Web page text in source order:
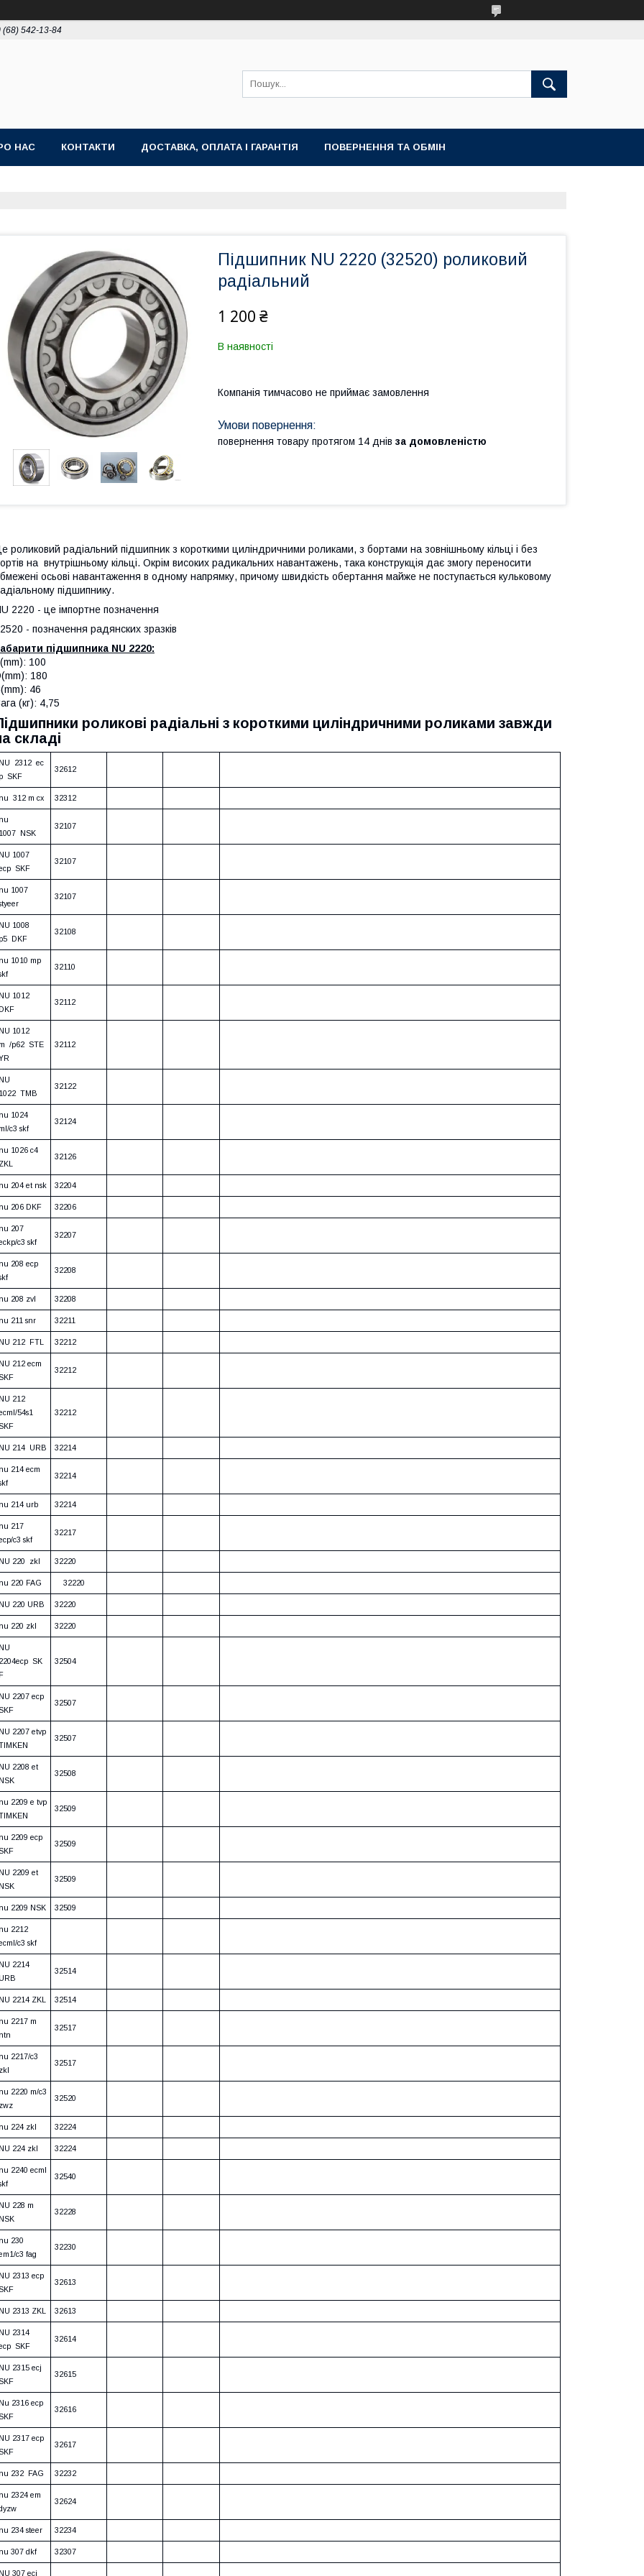
(68) 542-13-84
НАС КОНТАКТИ ДОСТАВКА, ОПЛАТА І ГАРАНТІЯ ПОВЕРНЕННЯ ТА ОБМІН
Підшипник NU 2220 (32520) роликовий
радіальний
1 200 ₴
В наявності
Компанія тимчасово не приймає замовлення
повернення товару протягом 14 днів за домовленістю
роликовий радіальний підшипник з короткими циліндричними роликами, з бортами на зовнішньому кільці і без
на внутрішньому кільці. Окрім високих радикальних навантажень, така конструкція дає змогу переносити
осьові навантаження в одному напрямку, причому швидкість обертання майже не поступається кульковому
підшипнику.
2220 - це імпортне позначення
- позначення радянских зразків
підшипника NU 2220:
100
180
46
(кг): 4,75
роликові радіальні з короткими циліндричними роликами завжди
складі
NU 2312 ec
p SKF
32612
nu 312 m cx 32312
nu
1007 NSK
32107
NU 1007
SKF
32107
nu 1007
32107
NU 1008
p5 DKF
32108
nu 1010 mp
32110
NU 1012
DKF
32112
NU 1012
m /p62 STE
32112
NU
1022 TMB
32122
nu 1024
ml/c3 skf
32124
nu 1026 c4
ZKL
32126
nu 204 et nsk 32204
nu 206 DKF 32206
nu 207
c3 skf
32207
nu 208 ecp
32208
nu 208 zvl 32208
nu 211 snr 32211
NU 212 FTL 32212
NU 212 ecm
32212
NU 212
54s1
32212
NU 214 URB 32214
nu 214 ecm
32214
nu 214 urb 32214
nu 217
c3 skf
32217
NU 220 zkl 32220
nu 220 FAG 32220
NU 220 URB 32220
nu 220 zkl 32220
NU
2204ecp SK
F
32504
NU 2207 ecp
32507
NU 2207 etvp
32507
NU 2208 et
NSK
32508
nu 2209 e tvp
32509
nu 2209 ecp
32509
NU 2209 et
NSK
32509
nu 2209 NSK 32509
nu 2212
c3 skf
NU 2214
URB
32514
NU 2214 ZKL 32514
nu 2217 m
ntn
32517
nu 2217/c3
zkl
32517
nu 2220 m/c3
zwz
32520
nu 224 zkl 32224
NU 224 zkl 32224
nu 2240 ecml
32540
NU 228 m
NSK
32228
nu 230
c3 fag
32230
NU 2313 ecp
32613
NU 2313 ZKL 32613
NU 2314
SKF
32614
NU 2315 ecj
32615
Nu 2316 ecp
32616
NU 2317 ecp
32617
nu 232 FAG 32232
nu 2324 em
32624
nu 234 steer 32234
nu 307 dkf 32307
NU 307 ecj